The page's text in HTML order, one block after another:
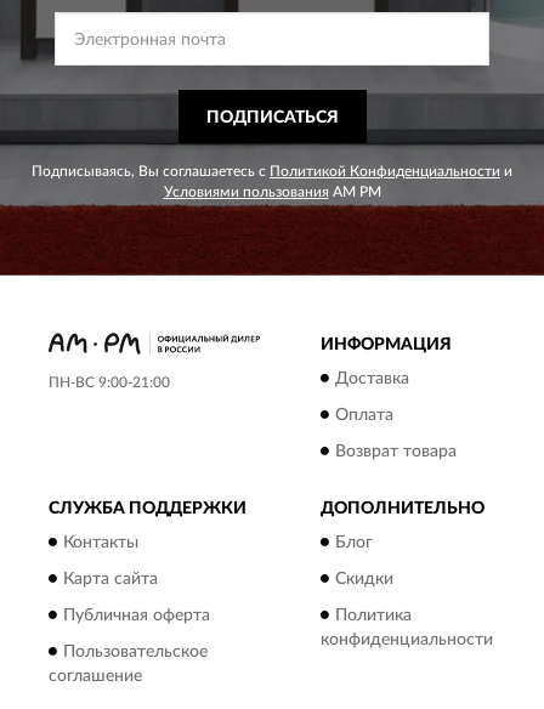
ПОДПИСАТЬСЯ
Подписываясь, Вы соглашаетесь с Политикой Конфиденциальности и
Условиями пользования AM PM
ПН-ВС 9:00-21:00
ИНФОРМАЦИЯ
Доставка
Оплата
Возврат товара
СЛУЖБА ПОДДЕРЖКИ
Контакты
Карта сайта
Публичная оферта
Пользовательское
соглашение
ДОПОЛНИТЕЛЬНО
Блог
Скидки
Политика
конфиденциальности